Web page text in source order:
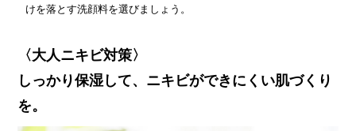
けを落とす洗顔料を選びましょう。
〈大人ニキビ対策〉
しっかり保湿して、ニキビができにくい肌づくり
を。